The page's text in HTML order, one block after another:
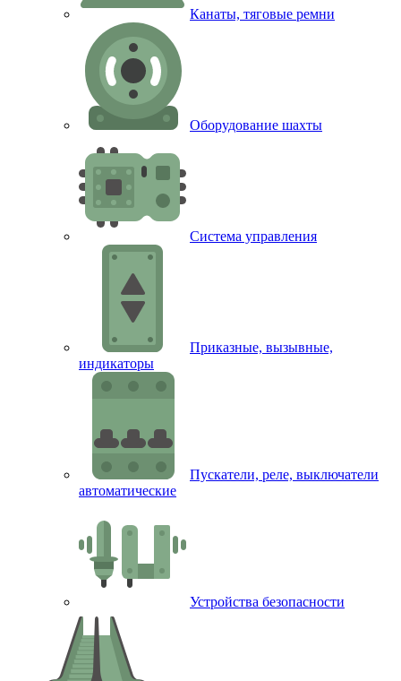
Канаты, тяговые ремни
Оборудование шахты
Система управления
Приказные, вызывные,
индикаторы
Пускатели, реле, выключатели
автоматические
Устройства безопасности